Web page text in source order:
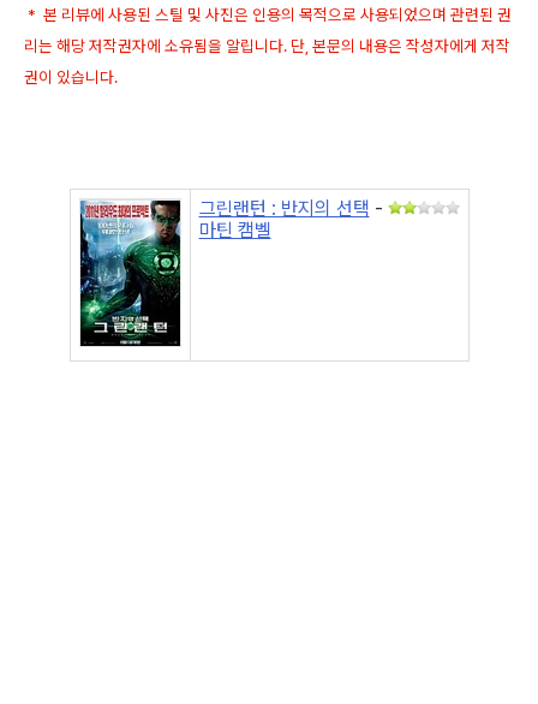
* 본 리뷰에 사용된 스틸 및 사진은 인용의 목적으로 사용되었으며 관련된 권
리는 해당 저작권자에 소유됨을 알립니다. 단, 본문의 내용은 작성자에게 저작
권이 있습니다.
그린랜턴 : 반지의 선택 -
마틴 캠벨